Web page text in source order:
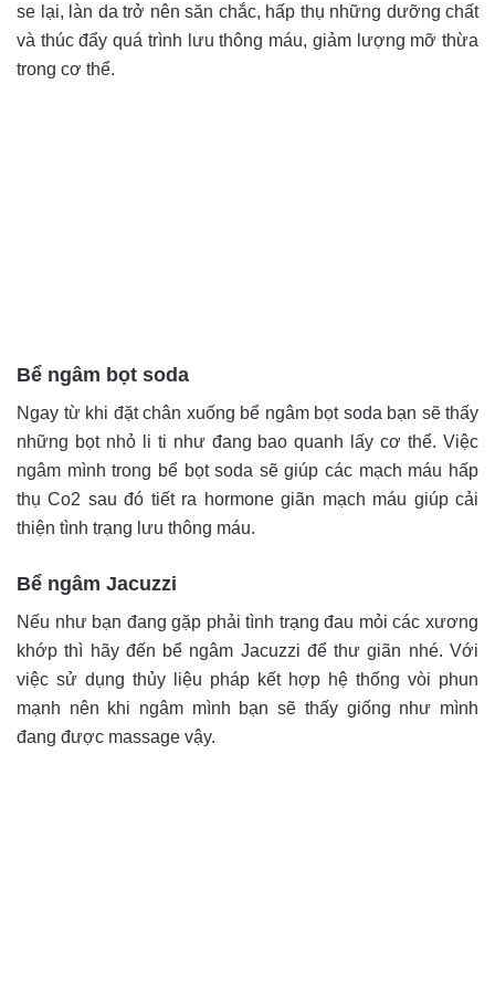
se lại, làn da trở nên săn chắc, hấp thụ những dưỡng chất
và thúc đẩy quá trình lưu thông máu, giảm lượng mỡ thừa
trong cơ thể.
Bể ngâm bọt soda
Ngay từ khi đặt chân xuống bể ngâm bọt soda bạn sẽ thấy
những bọt nhỏ li ti như đang bao quanh lấy cơ thể. Việc
ngâm mình trong bể bọt soda sẽ giúp các mạch máu hấp
thụ Co2 sau đó tiết ra hormone giãn mạch máu giúp cải
thiện tình trạng lưu thông máu.
Bể ngâm Jacuzzi
Nếu như bạn đang gặp phải tình trạng đau mỏi các xương
khớp thì hãy đến bể ngâm Jacuzzi để thư giãn nhé. Với
việc sử dụng thủy liệu pháp kết hợp hệ thống vòi phun
mạnh nên khi ngâm mình bạn sẽ thấy giống như mình
đang được massage vậy.